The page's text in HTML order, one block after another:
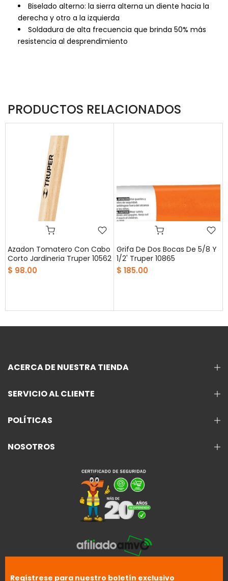
Biselado alterno: la sierra alterna un diente hacia la
derecha y otro a la izquierda
Soldadura de alta frecuencia que brinda 50% más
resistencia al desprendimiento
PRODUCTOS RELACIONADOS
Azadon Tomatero Con Cabo
Corto Jardineria Truper 10562
$ 98.00
Grifa De Dos Bocas De 5/8 Y
1/2' Truper 10865
$ 185.00
ACERCA DE NUESTRA TIENDA
SERVICIO AL CLIENTE
POLÍTICAS
NOSOTROS
Regístrese para nuestro boletín exclusivo